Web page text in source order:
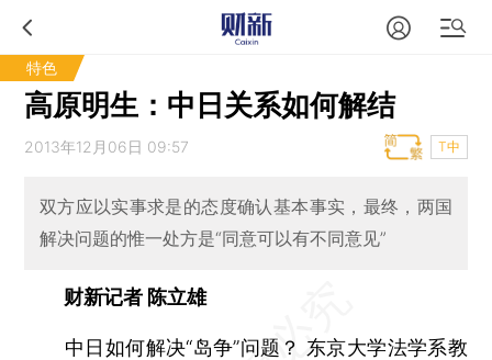
特色
高原明生：中日关系如何解结
2013年12月06日 09:57 T中
双方应以实事求是的态度确认基本事实，最终，两国
解决问题的惟一处方是“同意可以有不同意见”
财新记者 陈立雄
中日如何解决“岛争”问题？ 东京大学法学系教